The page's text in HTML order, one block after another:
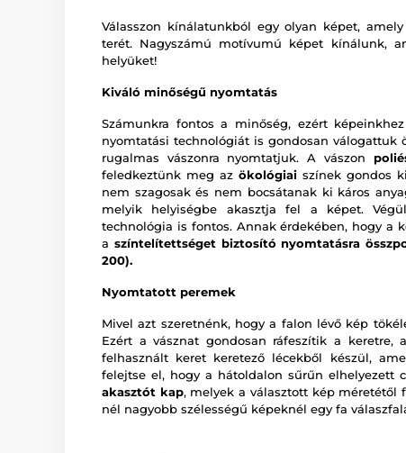
Válasszon kínálatunkból egy olyan képet,
terét. Nagyszámú motívumú képet kínálunk,
helyüket!
Kiváló minőségű nyomtatás
Számunkra fontos a minőség, ezért
nyomtatási technológiát is gondosan
rugalmas vászonra nyomtatjuk. A vászon
feledkeztünk meg azökológiai színek gondos
nem szagosak és nem bocsátanak ki káros
melyik helyiségbe akasztja fel a képet.
technológia is fontos. Annak érdekében, hogy a
a színtelítettséget biztosító nyomtatásra
200).
Nyomtatott peremek
Mivel azt szeretnénk, hogy a falon lévő kép
Ezért a vásznat gondosan ráfeszítik a
felhasznált keret keretező lécekből készül,
felejtse el, hogy a hátoldalon sűrűn elhelyezett
akasztót kap, melyek a választott kép méretétől
nél nagyobb szélességű képeknél egy fa